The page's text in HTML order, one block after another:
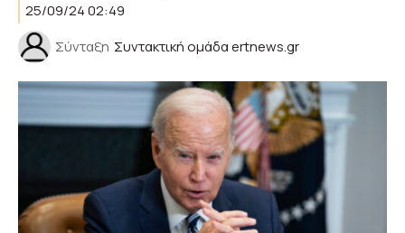
25/09/24 02:49
Σύνταξη Συντακτική ομάδα ertnews.gr